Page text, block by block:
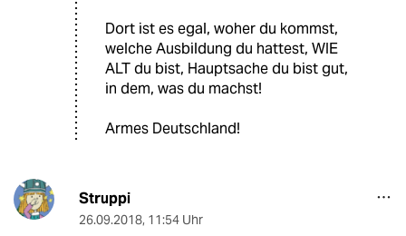
Dort ist es egal, woher du kommst,
welche Ausbildung du hattest, WIE
ALT du bist, Hauptsache du bist gut,
in dem, was du machst!
Armes Deutschland!
Struppi
26.09.2018, 11:54 Uhr